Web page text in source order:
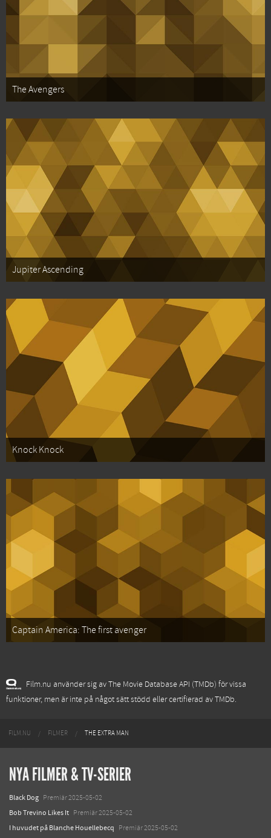
The Avengers
Jupiter Ascending
Knock Knock
Captain America: The first avenger
Film.nu använder sig av The Movie Database API (TMDb) för vissa
funktioner, men är inte på något sätt stödd eller certifierad av TMDb.
FILM.NU FILMER THE EXTRA MAN
NYA FILMER & TV-SERIER
Black Dog Premiär 2025-05-02
Bob Trevino Likes It Premiär 2025-05-02
I huvudet på Blanche Houellebecq Premiär 2025-05-02